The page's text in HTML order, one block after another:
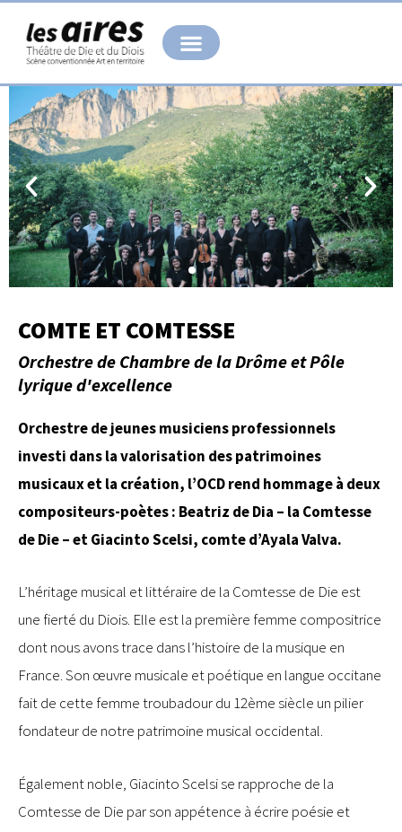
contenu
COMTE ET COMTESSE
Orchestre de Chambre de la Drôme et Pôle
lyrique d'excellence
Orchestre de jeunes musiciens professionnels
investi dans la valorisation des patrimoines
musicaux et la création, l’OCD rend hommage à deux
compositeurs-poètes : Beatriz de Dia – la Comtesse
de Die – et Giacinto Scelsi, comte d’Ayala Valva.
L’héritage musical et littéraire de la Comtesse de Die est
une fierté du Diois. Elle est la première femme compositrice
dont nous avons trace dans l’histoire de la musique en
France. Son œuvre musicale et poétique en langue occitane
fait de cette femme troubadour du 12ème siècle un pilier
fondateur de notre patrimoine musical occidental.
Également noble, Giacinto Scelsi se rapproche de la
Comtesse de Die par son appétence à écrire poésie et